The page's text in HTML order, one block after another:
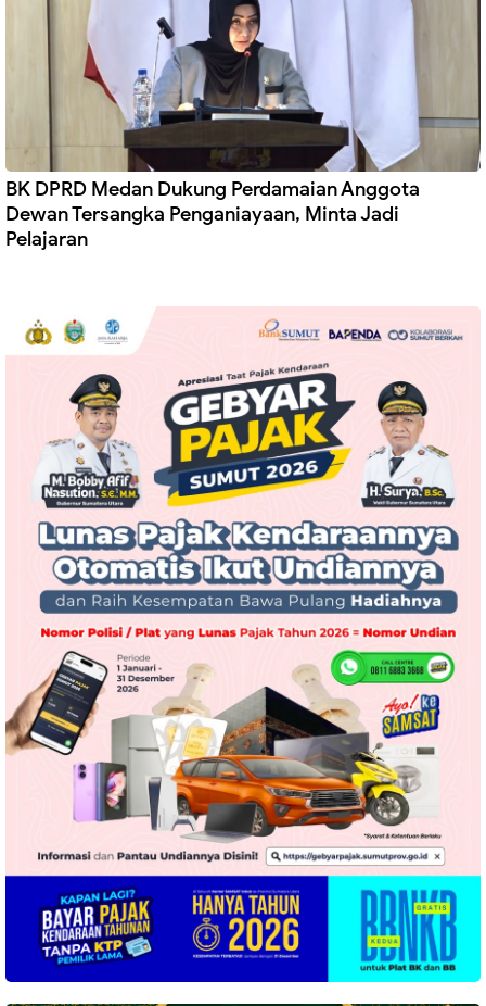
BK DPRD Medan Dukung Perdamaian Anggota
Dewan Tersangka Penganiayaan, Minta Jadi
Pelajaran